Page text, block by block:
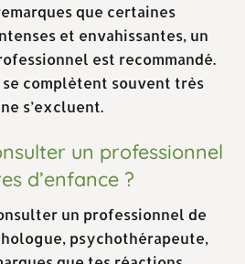
que certaines
et envahissantes, un
est recommandé.
se complètent souvent très
s’excluent.
un professionnel
d’enfance ?
un professionnel de
psychothérapeute,